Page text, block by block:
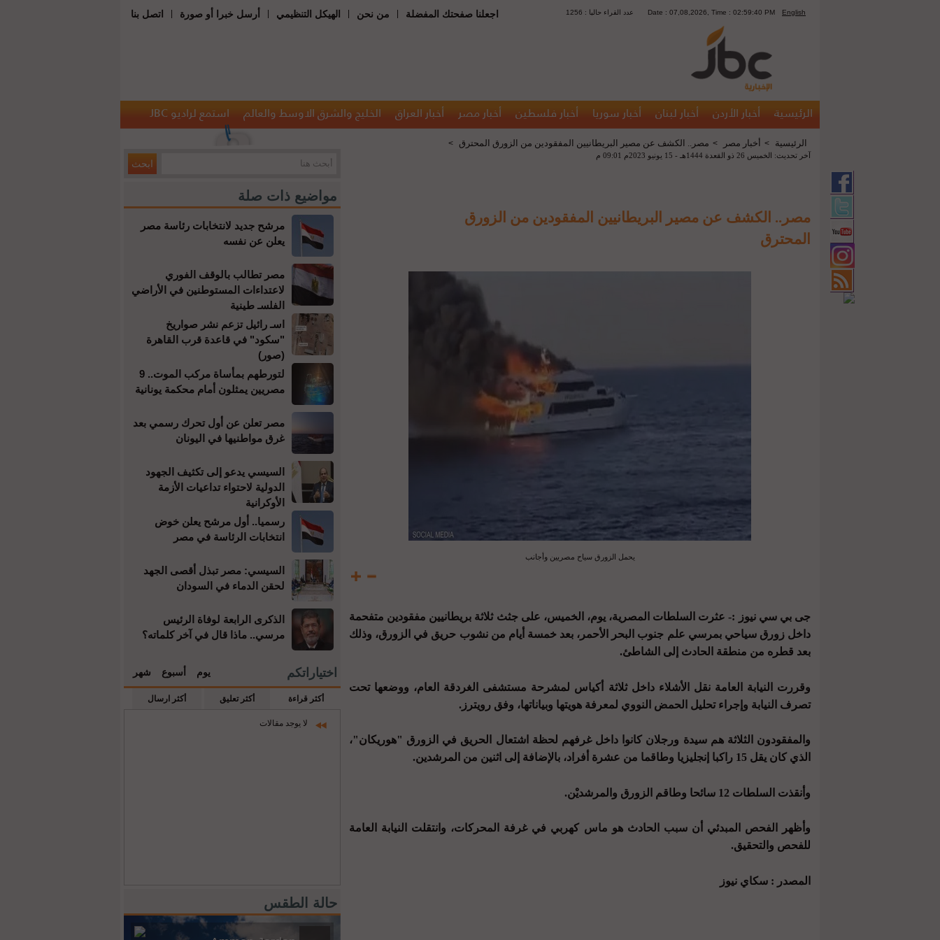
اجعلنا صفحتك المفضلة من نحن الهيكل التنظيمي أرسل خبرا أو صورة اتصل بنا English
Date : 07,08,2026, Time : 02:59:40 PM 1256 : عدد القراء حاليا
الرئيسية أخبار الأردن أخبار لبنان أخبار سوريا أخبار فلسطين أخبار مصر أخبار العراق الخليج والشرق الاوسط والعالم استمع لراديو JBC
مواضيع ذات صلة
مرشح جديد لانتخابات رئاسة مصر
يعلن عن نفسه
مصر تطالب بالوقف الفوري
لاعتداءات المستوطنين في الأراضي
الفلسـ طينية
اسـ رائيل تزعم نشر صواريخ
"سكود" في قاعدة قرب القاهرة
(صور)
لتورطهم بمأساة مركب الموت.. 9
مصريين يمثلون أمام محكمة يونانية
مصر تعلن عن أول تحرك رسمي بعد
غرق مواطنيها في اليونان
السيسي يدعو إلى تكثيف الجهود
الدولية لاحتواء تداعيات الأزمة
الأوكرانية
رسميا.. أول مرشح يعلن خوض
انتخابات الرئاسة في مصر
السيسي: مصر تبذل أقصى الجهد
لحقن الدماء في السودان
الذكرى الرابعة لوفاة الرئيس
مرسي.. ماذا قال في آخر كلماته؟
اختياراتكم يوم أسبوع شهر
أكثر قراءة أكثر تعليق أكثر ارسال
لا يوجد مقالات
حالة الطقس
الرئيسية > أخبار مصر > مصر.. الكشف عن مصير البريطانيين المفقودين من الزورق المحترق >
آخر تحديث: الخميس 26 ذو القعدة 1444هـ - 15 يونيو 2023م 09:01 م
مصر.. الكشف عن مصير البريطانيين المفقودين من الزورق
المحترق
يحمل الزورق سياح مصريين وأجانب
جى بي سي نيوز :- عثرت السلطات المصرية، يوم، الخميس، على جثث ثلاثة بريطانيين مفقودين متفحمة
داخل زورق سياحي بمرسي علم جنوب البحر الأحمر، بعد خمسة أيام من نشوب حريق في الزورق، وذلك
بعد قطره من منطقة الحادث إلى الشاطئ.
وقررت النيابة العامة نقل الأشلاء داخل ثلاثة أكياس لمشرحة مستشفى الغردقة العام، ووضعها تحت
تصرف النيابة وإجراء تحليل الحمض النووي لمعرفة هويتها وبياناتها، وفق رويترز.
والمفقودون الثلاثة هم سيدة ورجلان كانوا داخل غرفهم لحظة اشتعال الحريق في الزورق "هوريكان"،
الذي كان يقل 15 راكبا إنجليزيا وطاقما من عشرة أفراد، بالإضافة إلى اثنين من المرشدين.
وأنقذت السلطات 12 سائحا وطاقم الزورق والمرشديْن.
وأظهر الفحص المبدئي أن سبب الحادث هو ماس كهربي في غرفة المحركات، وانتقلت النيابة العامة
للفحص والتحقيق.
المصدر : سكاي نيوز